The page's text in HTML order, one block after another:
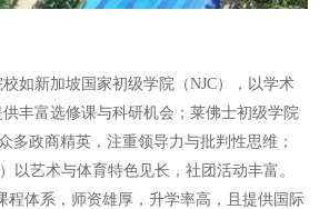
如新加坡国家初级学院（NJC），以学术
丰富选修课与科研机会；莱佛士初级学院
多政商精英，注重领导力与批判性思维；
以艺术与体育特色见长，社团活动丰富。
程体系，师资雄厚，升学率高，且提供国际